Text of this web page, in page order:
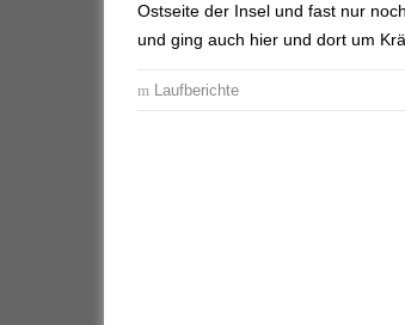
Ostseite der Insel und fast nur
und ging auch hier und dort um
Laufberichte